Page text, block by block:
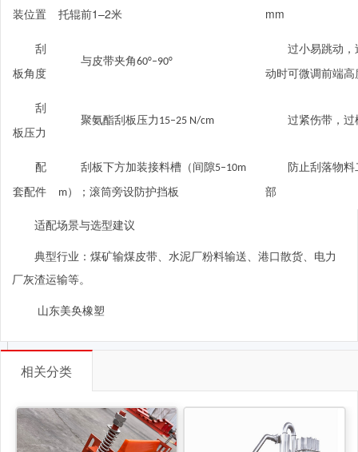
装位置
托辊前1–2米
mm
刮
板角度
与皮带夹角60°–90°
过小易跳动
动时可微调前端高
刮
板压力
聚氨酯刮板压力 15–25 N/cm 过紧伤带，
配
套配件
刮板下方加装接料槽（间隙5–10m
m）；滚筒旁设防护挡板
防止刮落物
部
适配场景与选型建议
典型行业：煤矿输煤皮带、水泥厂粉料输送、港口散货、电力
厂灰渣运输等。
山东美奂橡塑
相关分类